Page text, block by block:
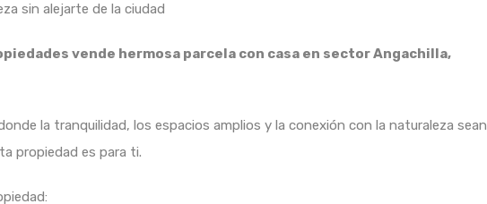
sin alejarte de la ciudad
vende hermosa parcela con casa en sector Angachilla,
la tranquilidad, los espacios amplios y la conexión con la naturaleza sean
propiedad es para ti.